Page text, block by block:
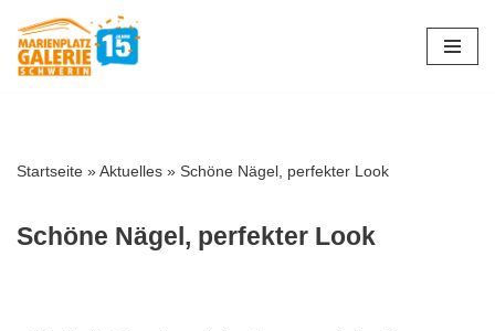
Zum
Startseite »Aktuelles » Schöne Nägel, perfekter Look
Schöne Nägel, perfekter Look